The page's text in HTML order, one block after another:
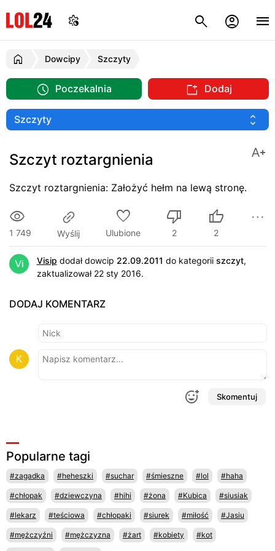
Dowcipy Szczyty
Poczekalnia Dodaj
Szczyt roztargnienia
Szczyt roztargnienia: Założyć hełm na lewą stronę.
1 749 Wyślij Ulubione 2 2
Visip dodał dowcip 22.09.2011 do kategorii szczyt,
zaktualizował 22 sty 2016.
DODAJ KOMENTARZ
Skomentuj
Popularne tagi
#zagadka #heheszki #suchar #śmieszne #lol #haha
#chłopak #dziewczyna #hihi #żona #Kubica #siusiak
#lekarz #teściowa #chłopaki #siurek #miłość #Jasiu
#mężczyźni #mężczyzna #żart #kobiety #kot